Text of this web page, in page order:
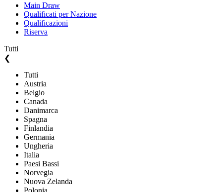
Main Draw
Qualificati per Nazione
Qualificazioni
Riserva
Tutti
❮
Tutti
Austria
Belgio
Canada
Danimarca
Spagna
Finlandia
Germania
Ungheria
Italia
Paesi Bassi
Norvegia
Nuova Zelanda
Polonia